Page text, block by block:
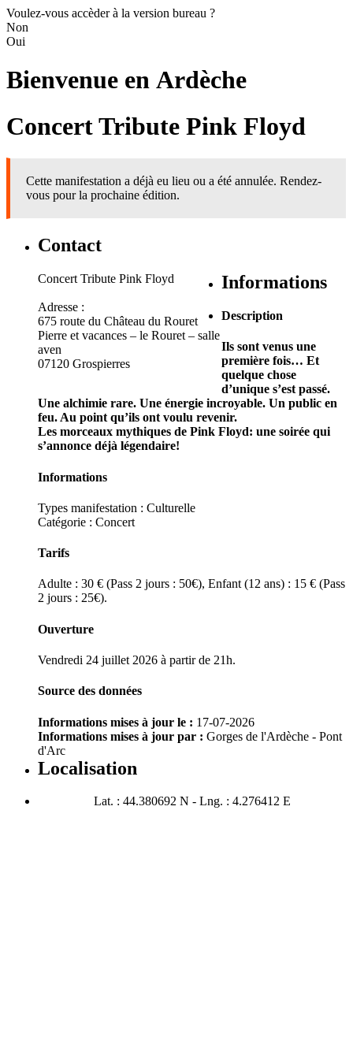
Voulez-vous accèder à la version bureau ?
Non
Oui
Bienvenue en Ardèche
Concert Tribute Pink Floyd
Cette manifestation a déjà eu lieu ou a été annulée. Rendez-
vous pour la prochaine édition.
Contact
Concert Tribute Pink Floyd
Adresse :
675 route du Château du Rouret
Pierre et vacances – le Rouret – salle
aven
07120 Grospierres
Informations
Description
Ils sont venus une
première fois… Et
quelque chose
d’unique s’est passé.
Une alchimie rare. Une énergie incroyable. Un public en
feu. Au point qu’ils ont voulu revenir.
Les morceaux mythiques de Pink Floyd: une soirée qui
s’annonce déjà légendaire!
Informations
Types manifestation : Culturelle
Catégorie : Concert
Tarifs
Adulte : 30 € (Pass 2 jours : 50€), Enfant (12 ans) : 15 € (Pass
2 jours : 25€).
Ouverture
Vendredi 24 juillet 2026 à partir de 21h.
Source des données
Informations mises à jour le : 17-07-2026
Informations mises à jour par : Gorges de l'Ardèche - Pont
d'Arc
Localisation
Lat. : 44.380692 N - Lng. : 4.276412 E